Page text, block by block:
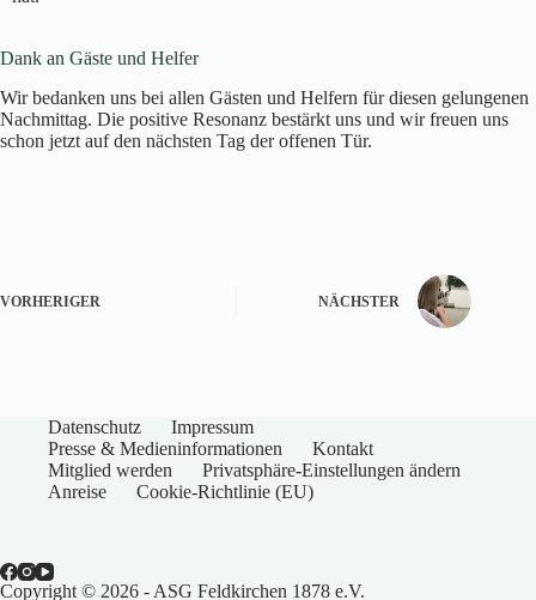
Dank an Gäste und Helfer
Wir bedanken uns bei allen Gästen und Helfern für diesen gelungenen
Nachmittag. Die positive Resonanz bestärkt uns und wir freuen uns
schon jetzt auf den nächsten Tag der offenen Tür.
VORHERIGER NÄCHSTER
Datenschutz
Impressum
Presse & Medieninformationen
Kontakt
Mitglied werden
Privatsphäre-Einstellungen ändern
Anreise
Cookie-Richtlinie (EU)
Copyright © 2026 - ASG Feldkirchen 1878 e.V.